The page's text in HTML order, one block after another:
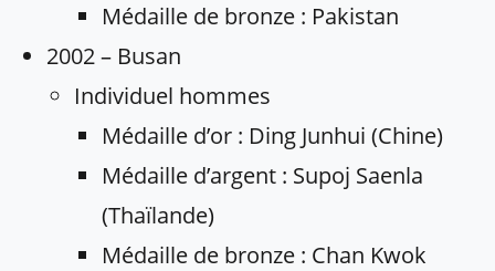
Médaille de bronze : Pakistan
2002 – Busan
Individuel hommes
Médaille d’or : Ding Junhui (Chine)
Médaille d’argent : Supoj Saenla
(Thaïlande)
Médaille de bronze : Chan Kwok